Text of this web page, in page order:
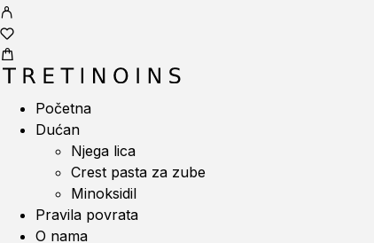
Početna
Dućan
Njega lica
Crest pasta za zube
Minoksidil
Pravila povrata
O nama